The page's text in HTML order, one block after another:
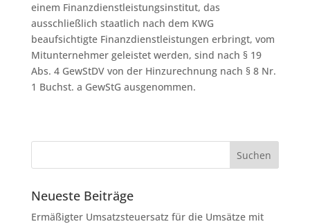
einem Finanzdienstleistungsinstitut, das
ausschließlich staatlich nach dem KWG
beaufsichtigte Finanzdienstleistungen erbringt, vom
Mitunternehmer geleistet werden, sind nach § 19
Abs. 4 GewStDV von der Hinzurechnung nach § 8 Nr.
1 Buchst. a GewStG ausgenommen.
Neueste Beiträge
Ermäßigter Umsatzsteuersatz für die Umsätze mit